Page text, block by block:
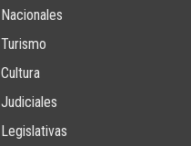
Nacionales
Turismo
Cultura
Judiciales
Legislativas